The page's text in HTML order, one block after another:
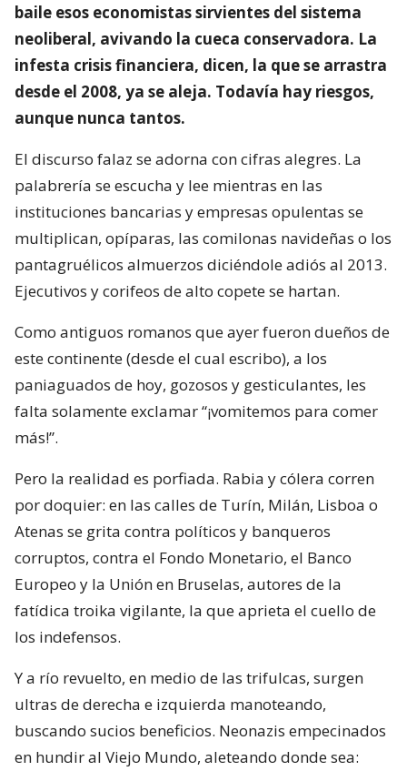
baile esos economistas sirvientes del sistema
neoliberal, avivando la cueca conservadora. La
infesta crisis financiera, dicen, la que se arrastra
desde el 2008, ya se aleja. Todavía hay riesgos,
aunque nunca tantos.
El discurso falaz se adorna con cifras alegres. La
palabrería se escucha y lee mientras en las
instituciones bancarias y empresas opulentas se
multiplican, opíparas, las comilonas navideñas o los
pantagruélicos almuerzos diciéndole adiós al 2013.
Ejecutivos y corifeos de alto copete se hartan.
Como antiguos romanos que ayer fueron dueños de
este continente (desde el cual escribo), a los
paniaguados de hoy, gozosos y gesticulantes, les
falta solamente exclamar “¡vomitemos para comer
más!”.
Pero la realidad es porfiada. Rabia y cólera corren
por doquier: en las calles de Turín, Milán, Lisboa o
Atenas se grita contra políticos y banqueros
corruptos, contra el Fondo Monetario, el Banco
Europeo y la Unión en Bruselas, autores de la
fatídica troika vigilante, la que aprieta el cuello de
los indefensos.
Y a río revuelto, en medio de las trifulcas, surgen
ultras de derecha e izquierda manoteando,
buscando sucios beneficios. Neonazis empecinados
en hundir al Viejo Mundo, aleteando donde sea: